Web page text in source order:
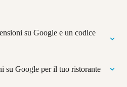
su Google e un codice
su Google per il tuo ristorante